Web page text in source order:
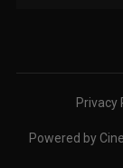
Privacy
Powered by